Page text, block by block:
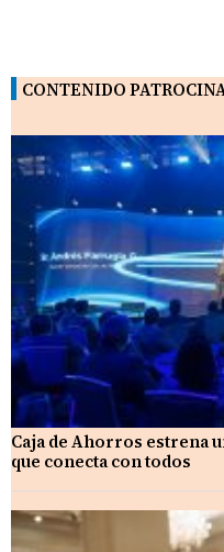
CONTENIDO
Caja de Ahorros estrena
que conecta con todos